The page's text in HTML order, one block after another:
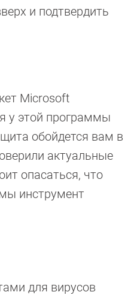
и подтвердить
Microsoft
у этой программы
обойдется вам в
актуальные
опасаться, что
инструмент
для вирусов